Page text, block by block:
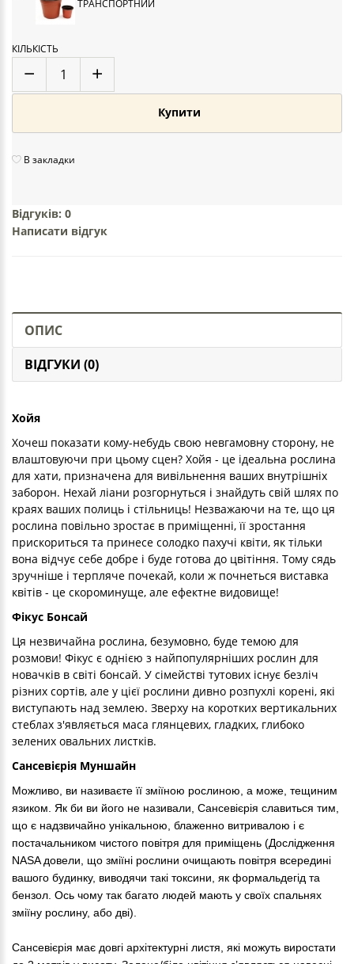
ТРАНСПОРТНИЙ
КІЛЬКІСТЬ
Купити
В закладки
Відгуків: 0
Написати відгук
ОПИС
ВІДГУКИ (0)
Хойя
Хочеш показати кому-небудь свою невгамовну сторону, не
влаштовуючи при цьому сцен? Хойя - це ідеальна рослина
для хати, призначена для вивільнення ваших внутрішніх
заборон. Нехай ліани розгорнуться і знайдуть свій шлях по
краях ваших полиць і стільниць! Незважаючи на те, що ця
рослина повільно зростає в приміщенні, її зростання
прискориться та принесе солодко пахучі квіти, як тільки
вона відчує себе добре і буде готова до цвітіння. Тому сядь
зручніше і терпляче почекай, коли ж почнеться виставка
квітів - це скороминуще, але ефектне видовище!
Фікус Бонсай
Ця незвичайна рослина, безумовно, буде темою для
розмови! Фікус є однією з найпопулярніших рослин для
новачків в світі бонсай. У сімействі тутових існує безліч
різних сортів, але у цієї рослини дивно розпухлі корені, які
виступають над землею. Зверху на коротких вертикальних
стеблах з'являється маса глянцевих, гладких, глибоко
зелених овальних листків.
Сансевієрія Муншайн
Можливо, ви називаєте її зміїною рослиною, а може, тещиним
язиком. Як би ви його не називали, Сансевієрія славиться тим,
що є надзвичайно унікальною, блаженно витривалою і є
постачальником чистого повітря для приміщень (Дослідження
NASA довели, що зміїні рослини очищають повітря всередині
вашого будинку, виводячи такі токсини, як формальдегід та
бензол. Ось чому так багато людей мають у своїх спальнях
зміїну рослину, або дві).
Сансевієрія має довгі архітектурні листя, які можуть виростати